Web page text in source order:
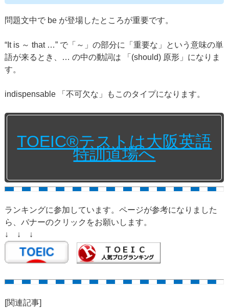
問題文中で be が登場したところが重要です。
“It is ～ that …” で「～」の部分に「重要な」という意味の単
語が来るとき、… の中の動詞は 「(should) 原形」になりま
す。
indispensable 「不可欠な」もこのタイプになります。
TOEIC®テストは大阪英語
特訓道場へ
ランキングに参加しています。ページが参考になりました
ら、バナーのクリックをお願いします。
↓ ↓ ↓
[関連記事]